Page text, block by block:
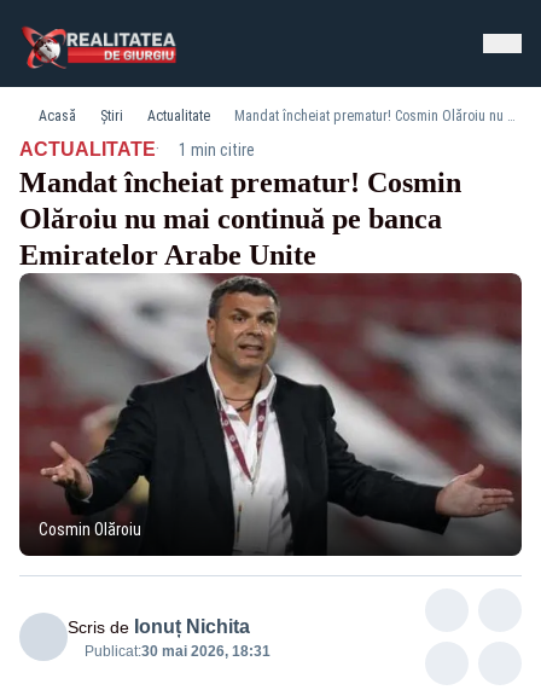
Acasă Știri Actualitate Mandat încheiat prematur! Cosmin Olăroiu nu mai continuă pe banca Emiratelor Arabe Unite
ACTUALITATE· 1 min citire
Mandat încheiat prematur! Cosmin
Olăroiu nu mai continuă pe banca
Emiratelor Arabe Unite
Cosmin Olăroiu
Scris de Ionuț Nichita
Publicat:30 mai 2026, 18:31